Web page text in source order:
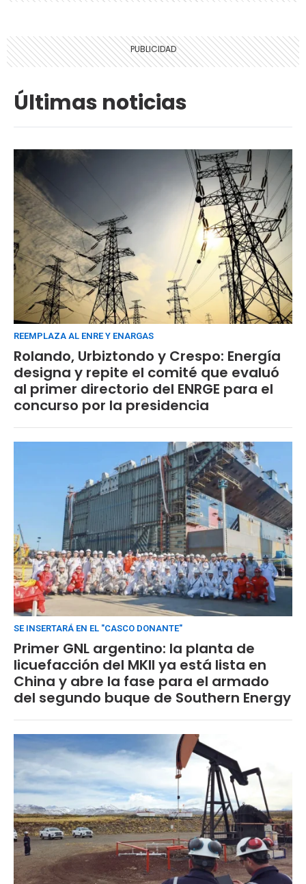
Últimas noticias
REEMPLAZA AL ENRE Y ENARGAS
Rolando, Urbiztondo y Crespo: Energía
designa y repite el comité que evaluó
al primer directorio del ENRGE para el
concurso por la presidencia
SE INSERTARÁ EN EL "CASCO DONANTE"
Primer GNL argentino: la planta de
licuefacción del MKII ya está lista en
China y abre la fase para el armado
del segundo buque de Southern Energy